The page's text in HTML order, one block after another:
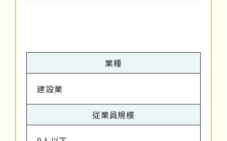
業種
建設業
従業員規模